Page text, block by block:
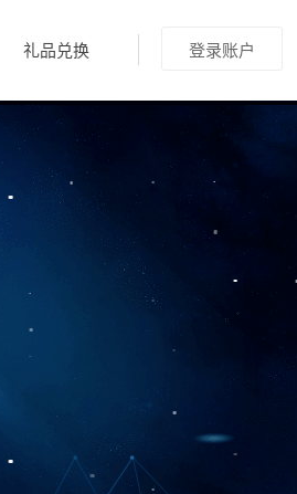
登录账户
礼品兑换